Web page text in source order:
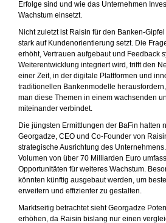
Erfolge sind und wie das Unternehmen
Wachstum einsetzt.
Nicht zuletzt ist Raisin für den Banken-
stark auf Kundenorientierung setzt. Die
erhöht, Vertrauen aufgebaut und Feedback
Weiterentwicklung integriert wird, trifft den
einer Zeit, in der digitale Plattformen und
traditionellen Bankenmodelle
man diese Themen in einem wachsenden
miteinander verbindet.
Die jüngsten Ermittlungen der BaFin hatten
Georgadze, CEO und Co-Founder von
strategische Ausrichtung des
Volumen von über 70 Milliarden Euro
Opportunitäten für weiteres Wachstum.
könnten künftig ausgebaut werden, um
erweitern und effizienter zu gestalten.
Marktseitig betrachtet sieht Georgadze
erhöhen, da Raisin bislang nur einen